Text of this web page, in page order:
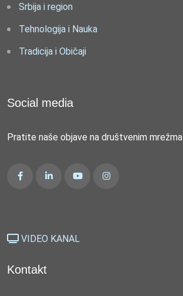
Srbija i region
Tehnologija i Nauka
Tradicija i Običaji
Social media
Pratite naše objave na društvenim mrežma
VIDEO KANAL
Kontakt